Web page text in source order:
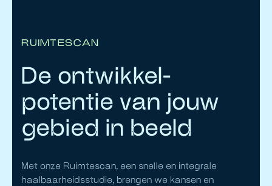
RUIMTESCAN
De ontwikkel-
potentie van jouw
gebied in beeld
Met onze Ruimtescan, een snelle en integrale
haalbaarheidsstudie, brengen we kansen en